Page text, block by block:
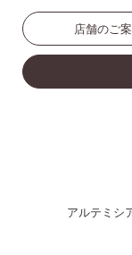
店舗のご
アルテミシ